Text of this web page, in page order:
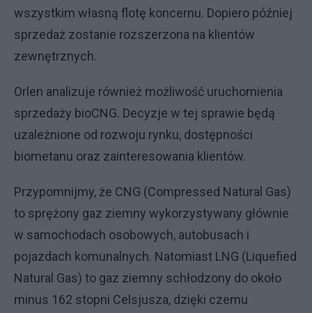
wszystkim własną flotę koncernu. Dopiero później
sprzedaż zostanie rozszerzona na klientów
zewnętrznych.
Orlen analizuje również możliwość uruchomienia
sprzedaży bioCNG. Decyzje w tej sprawie będą
uzależnione od rozwoju rynku, dostępności
biometanu oraz zainteresowania klientów.
Przypomnijmy, że CNG (Compressed Natural Gas)
to sprężony gaz ziemny wykorzystywany głównie
w samochodach osobowych, autobusach i
pojazdach komunalnych. Natomiast LNG (Liquefied
Natural Gas) to gaz ziemny schłodzony do około
minus 162 stopni Celsjusza, dzięki czemu